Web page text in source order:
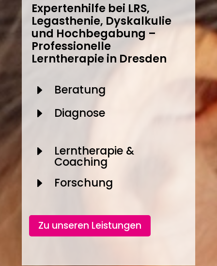
Expertenhilfe bei LRS,
Legasthenie, Dyskalkulie
und Hochbegabung –
Professionelle
Lerntherapie in Dresden
E
Beratung
E
Diagnose
E Lerntherapie &
Coaching
E
Forschung
Zu unseren Leistungen